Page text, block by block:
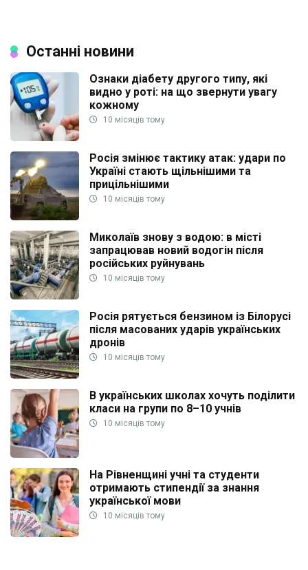
Останні новини
Ознаки діабету другого типу, які
видно у роті: на що звернути увагу
кожному
10 місяців тому
Росія змінює тактику атак: удари по
Україні стають щільнішими та
прицільнішими
10 місяців тому
Миколаїв знову з водою: в місті
запрацював новий водогін після
російських руйнувань
10 місяців тому
Росія рятується бензином із Білорусі
після масованих ударів українських
дронів
10 місяців тому
В українських школах хочуть поділити
класи на групи по 8–10 учнів
10 місяців тому
На Рівненщині учні та студенти
отримають стипендії за знання
української мови
10 місяців тому